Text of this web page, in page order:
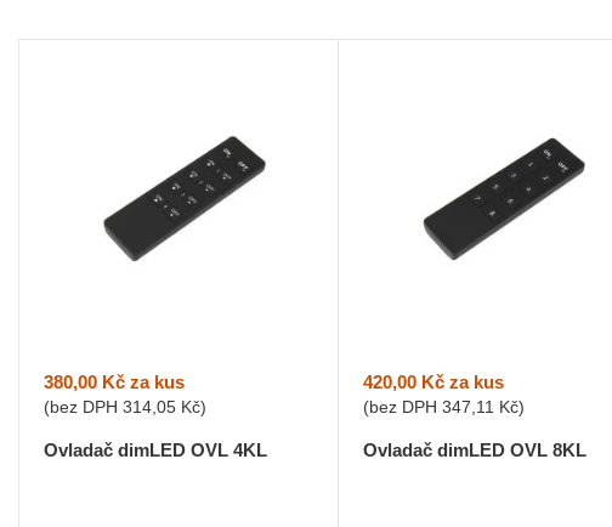
380,00 Kč za kus
(bez DPH 314,05 Kč)
Ovladač dimLED OVL 4KL
420,00 Kčza kus
(bez DPH 347,11 Kč)
Ovladač dimLED OVL 8KL